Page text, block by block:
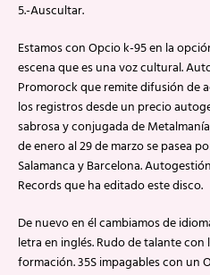
5.-Auscultar.
Estamos con Opcio k-95 en la
escena que es una voz cultural.
Promorock que remite difusión de
los registros desde un precio
sabrosa y conjugada de
de enero al 29 de marzo se pasea
Salamanca y Barcelona.
Records que ha editado este disco.
De nuevo en él cambiamos de
letra en inglés. Rudo de talante
formación. 35S impagables con un